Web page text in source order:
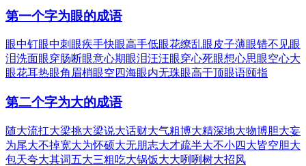
第一个字为眼的成语
眼中钉眼中刺 眼疾手快眼高手低眼花缭乱眼皮子薄眼错不见眼
泪洗面眼穿肠断眼意心期 眼泪汪汪眼穿心死眼想心思眼空心大
眼花耳热眼角眉梢眼空四海眼内无珠眼高于顶眼语颐指
第二个字为大的成语
随大流扛大梁挑大梁说大话财大气粗博大精深地大物博胆大妄
为尾大不掉宽大为怀硕大无朋志大才疏半大不小四大皆空胆大
包天夸大其词五大三粗吃大锅饭大大咧咧树大招风